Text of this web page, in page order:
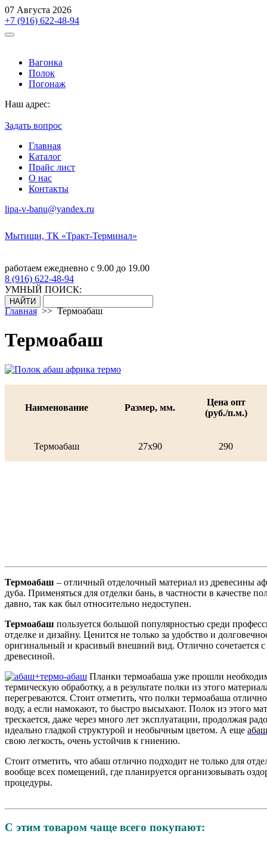
07 Августа 2026
+7 (916) 622-48-94
Вагонка
Полок
Погонаж
Наш адрес:
Задать вопрос
Главная
Каталог
Прайс лист
О нас
Контакты
lipa-v-banu@yandex.ru
Мытищи, ТК «Тракт-Терминал»
работаем ежедневно с 9.00 до 19.00
8 (916) 622-48-94
УМНЫЙ ПОИСК:
Главная>>Термоабаш
Термоабаш
Наименование Размер, мм.
Цена опт
(руб./п.м.)
Термоабаш 27х90 290
Термоабаш – отличный отделочный материал из древесины
дуба. Применяться для отделки бань, в частности в качестве
давно, так как был относительно недоступен.
Термоабаш пользуется большой популярностью среди
отделке и дизайну. Ценится не только за удобство и
оригинальный и красивый внешний вид. Отлично сочетается с
древесиной.
Планки термоабаша уже прошли
термическую обработку, а в результате полки из этого
перегреваются. Стоит отметить, что полки термоабаша
воду, а если намокают, то быстро высыхают. Полок из этого
трескается, даже через много лет эксплуатации, продолжая
идеально гладкой структурой и необычным цветом. А еще абаш
свою легкость, очень устойчив к гниению.
Стоит отметить, что абаш отлично подходит не только для
вообще всех помещений, где планируется организовывать
процедуры.
С этим товаром чаще всего покупают: